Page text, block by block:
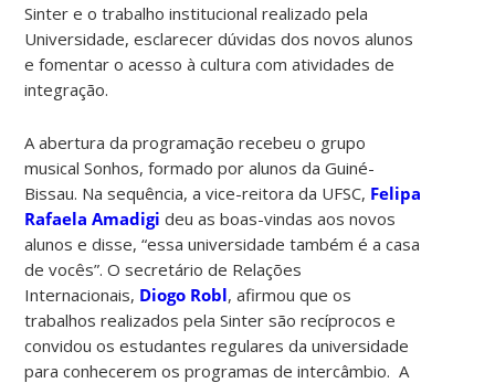
Sinter e o trabalho institucional realizado pela
Universidade, esclarecer dúvidas dos novos alunos
e fomentar o acesso à cultura com atividades de
integração.
A abertura da programação recebeu o grupo
musical Sonhos, formado por alunos da Guiné-
Bissau. Na sequência, a vice-reitora da UFSC, Felipa
Rafaela Amadigi deu as boas-vindas aos novos
alunos e disse, “essa universidade também é a casa
de vocês”. O secretário de Relações
Internacionais, Diogo Robl, afirmou que os
trabalhos realizados pela Sinter são recíprocos e
convidou os estudantes regulares da universidade
para conhecerem os programas de intercâmbio. A